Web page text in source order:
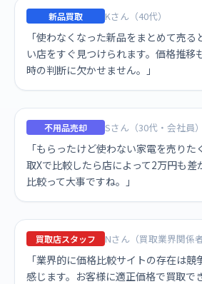
新品買取 Kさん（40代）
「使わなくなった新品をまとめて売
い店をすぐ見つけられます。価格推移
時の判断に欠かせません。」
不用品売却 Sさん（30代・会社員）
「もらったけど使わない家電を売り
取Xで比較したら店によって2万円も差
比較って大事ですね。」
買取店スタッフ Nさん（買取業界関係者
「業界的に価格比較サイトの存在は競
感じます。お客様に適正価格で買取で